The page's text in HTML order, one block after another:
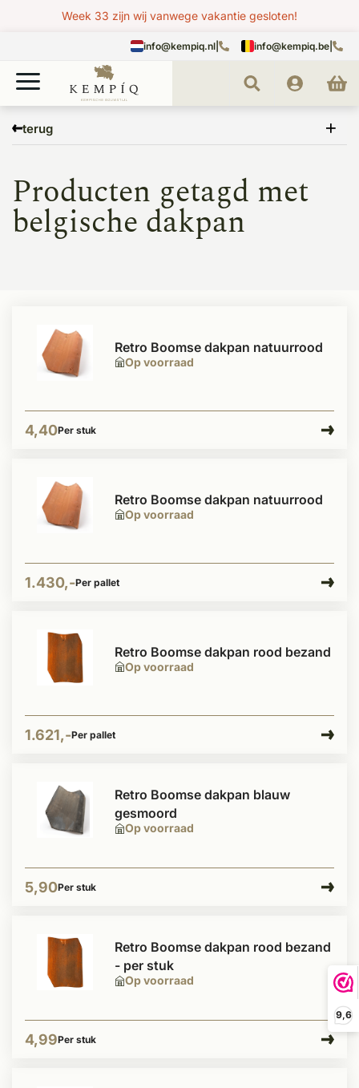
9,6
Week 33 zijn wij vanwege vakantie gesloten!
info@kempiq.nl info@kempiq.be
terug
belgische dakpan
Producten getagd met
belgische dakpan
Op voorraad
Retro Boomse dakpan natuurrood
4,40Per stuk
Op voorraad
Retro Boomse dakpan natuurrood
1.430,-Per pallet
Op voorraad
Retro Boomse dakpan rood bezand
1.621,-Per pallet
Op voorraad
Retro Boomse dakpan blauw
gesmoord
5,90Per stuk
Op voorraad
Retro Boomse dakpan rood bezand
- per stuk
4,99Per stuk